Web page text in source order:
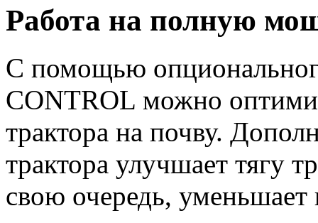
Работа на полную
С помощью
CONTROL можно
трактора на почву.
трактора улучшает тягу
свою очередь, уменьшает